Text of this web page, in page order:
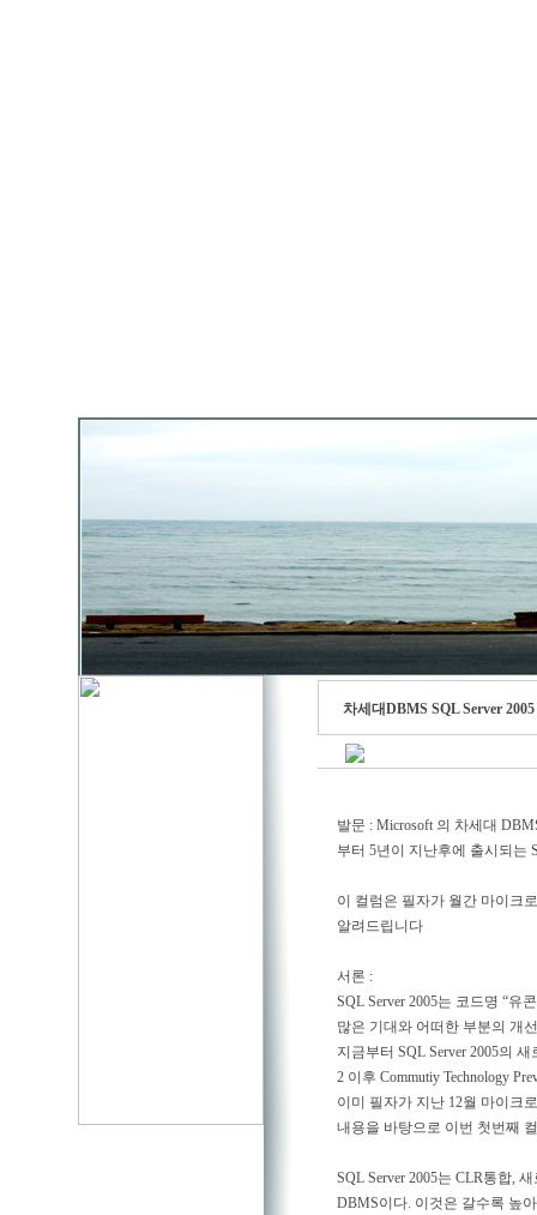
차세대DBMS SQL Server
발문 : Microsoft 의 차세대
부터 5년이 지난후에 출시되는
이 컬럼은 필자가 월간 마이크
알려드립니다
서론 :
SQL Server 2005는 코드명 “유
많은 기대와 어떠한 부분의 개
지금부터 SQL Server 2005의
2 이후 Commutiy Technology
이미 필자가 지난 12월 마이크
내용을 바탕으로 이번 첫번째
SQL Server 2005는 CLR통합,
DBMS이다. 이것은 갈수록 높